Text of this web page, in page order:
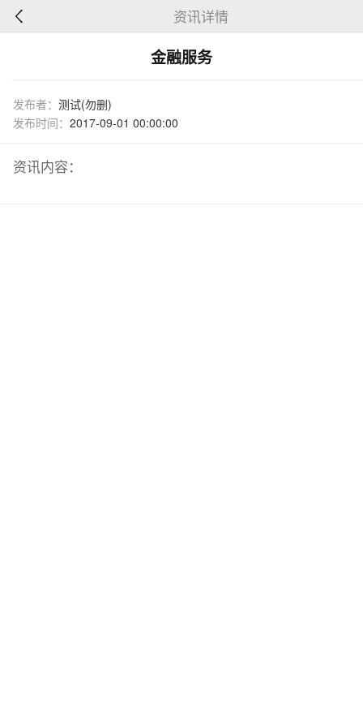
资讯详情
金融服务
发布者： 测试(勿删)
发布时间： 2017-09-01 00:00:00
资讯内容：